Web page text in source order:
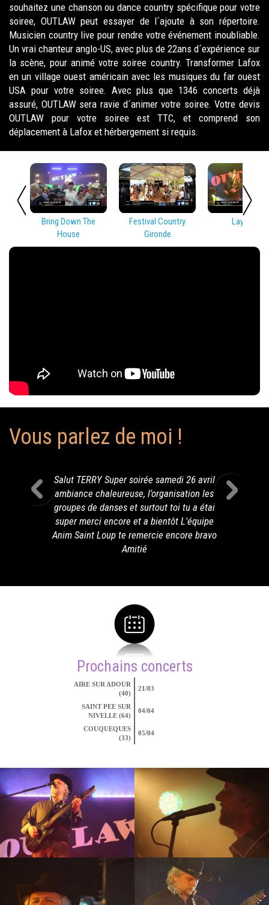
souhaitez une chanson ou dance country spécifique pour votre
soiree, OUTLAW peut essayer de l´ajoute à son répertoire.
Musicien country live pour rendre votre événement inoubliable.
Un vrai chanteur anglo-US, avec plus de 22ans d´expérience sur
la scène, pour animé votre soiree country. Transformer Lafox
en un village ouest américain avec les musiques du far ouest
USA pour votre soiree. Avec plus que 1346 concerts déjà
assuré, OUTLAW sera ravie d´animer votre soiree. Votre devis
OUTLAW pour votre soiree est TTC, et comprend son
déplacement à Lafox et hérbergement si requis.
Bring Down The
House
Festival Country
Gironde
Lay Low
Vous parlez de moi !
Salut TERRY Super soirée samedi 26 avril
ambiance chaleureuse, l'organisation les
groupes de danses et surtout toi tu a étai
super merci encore et a bientôt L'équipe
Anim Saint Loup te remercie encore bravo
Amitié
Prochains concerts
AIRE SUR ADOUR
(40)
21/03
SAINT PEE SUR
NIVELLE (64)
04/04
COUQUEQUES
(33)
05/04